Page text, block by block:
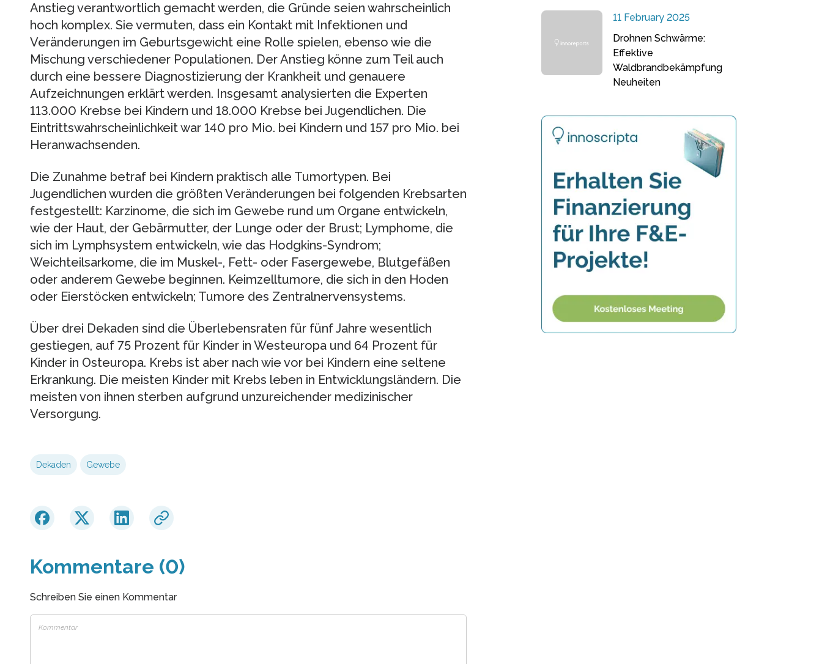
Anstieg verantwortlich gemacht werden, die Gründe seien wahrscheinlich
hoch komplex. Sie vermuten, dass ein Kontakt mit Infektionen und
Veränderungen im Geburtsgewicht eine Rolle spielen, ebenso wie die
Mischung verschiedener Populationen. Der Anstieg könne zum Teil auch
durch eine bessere Diagnostizierung der Krankheit und genauere
Aufzeichnungen erklärt werden. Insgesamt analysierten die Experten
113.000 Krebse bei Kindern und 18.000 Krebse bei Jugendlichen. Die
Eintrittswahrscheinlichkeit war 140 pro Mio. bei Kindern und 157 pro Mio. bei
Heranwachsenden.
Die Zunahme betraf bei Kindern praktisch alle Tumortypen. Bei
Jugendlichen wurden die größten Veränderungen bei folgenden Krebsarten
festgestellt: Karzinome, die sich im Gewebe rund um Organe entwickeln,
wie der Haut, der Gebärmutter, der Lunge oder der Brust; Lymphome, die
sich im Lymphsystem entwickeln, wie das Hodgkins-Syndrom;
Weichteilsarkome, die im Muskel-, Fett- oder Fasergewebe, Blutgefäßen
oder anderem Gewebe beginnen. Keimzelltumore, die sich in den Hoden
oder Eierstöcken entwickeln; Tumore des Zentralnervensystems.
Über drei Dekaden sind die Überlebensraten für fünf Jahre wesentlich
gestiegen, auf 75 Prozent für Kinder in Westeuropa und 64 Prozent für
Kinder in Osteuropa. Krebs ist aber nach wie vor bei Kindern eine seltene
Erkrankung. Die meisten Kinder mit Krebs leben in Entwicklungsländern. Die
meisten von ihnen sterben aufgrund unzureichender medizinischer
Versorgung.
Dekaden Gewebe
Kommentare (0)
Schreiben Sie einen Kommentar
11 February 2025
Drohnen Schwärme:
Effektive
Waldbrandbekämpfung
Neuheiten